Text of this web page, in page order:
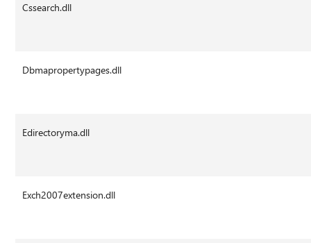
Cssearch.dll
Dbmapropertypages.dll
Edirectoryma.dll
Exch2007extension.dll